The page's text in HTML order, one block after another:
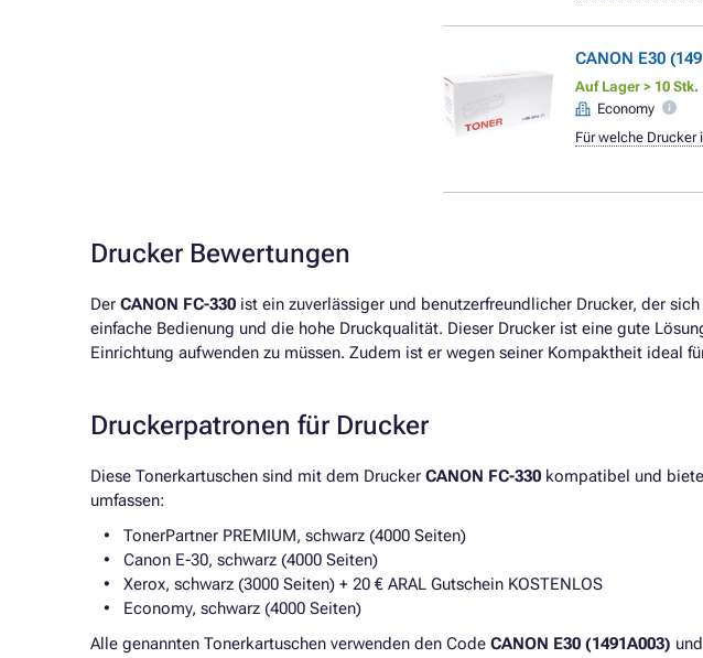
CANON E30
Auf Lager > 10 Stk.
Economy
Für welche Drucker
Drucker Bewertungen
Der CANON FC-330 ist ein zuverlässiger und benutzerfreundlicher Drucker, der
einfache Bedienung und die hohe Druckqualität. Dieser Drucker ist eine gute
Einrichtung aufwenden zu müssen. Zudem ist er wegen seiner Kompaktheit ideal
Druckerpatronen für Drucker
Diese Tonerkartuschen sind mit dem Drucker CANON FC-330 kompatibel und
umfassen:
TonerPartner PREMIUM, schwarz (4000 Seiten)
Canon E-30, schwarz (4000 Seiten)
Xerox, schwarz (3000 Seiten) + 20 € ARAL Gutschein KOSTENLOS
Economy, schwarz (4000 Seiten)
Alle genannten Tonerkartuschen verwenden den Code CANON E30 (1491A003)